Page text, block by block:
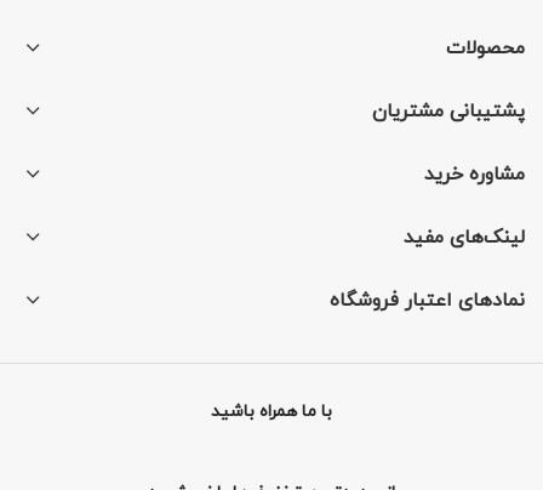
محصولات
پشتیبانی مشتریان
مشاوره خرید
لینک‌های مفید
نمادهای اعتبار فروشگاه
با ما همراه باشید